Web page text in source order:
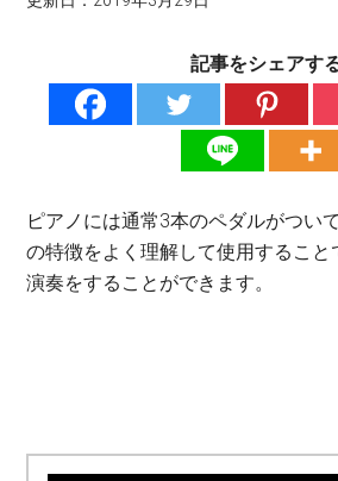
記事をシェアす
ピアノには通常3本のペダルがつい
の特徴をよく理解して使用すること
演奏をすることができます。